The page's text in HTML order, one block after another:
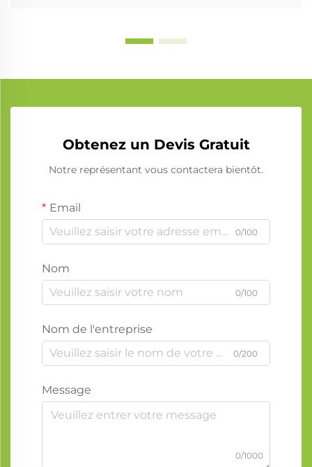
Obtenez un Devis Gratuit
Notre représentant vous contactera bientôt.
Email
0/100
Nom
0/100
Nom de l'entreprise
0/200
Message
0/1000